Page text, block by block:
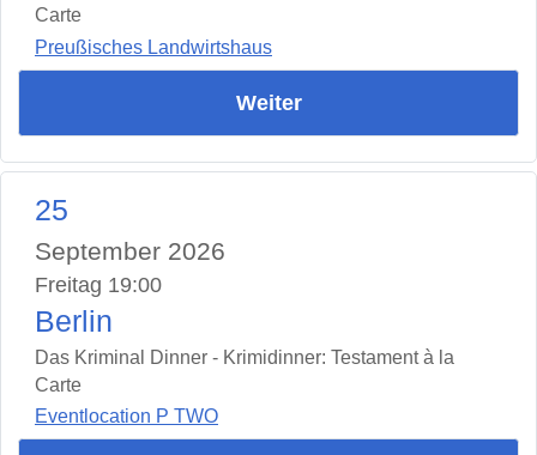
Carte
Preußisches Landwirtshaus
Weiter
25
September 2026
Freitag 19:00
Berlin
Das Kriminal Dinner - Krimidinner: Testament à la
Carte
Eventlocation P TWO